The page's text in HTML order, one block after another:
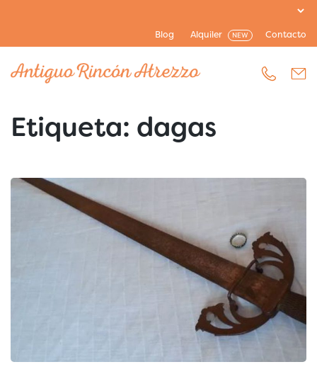
Blog Alquiler NEW Contacto
Etiqueta: dagas